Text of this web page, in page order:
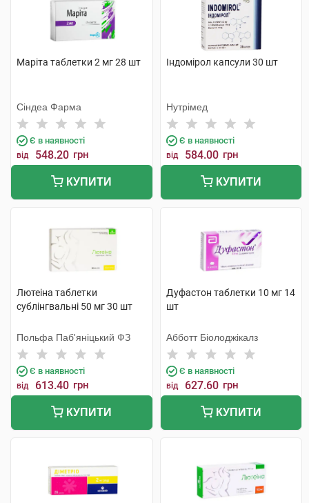
Маріта таблетки 2 мг 28 шт
Сіндеа Фарма
Є в наявності
від 548.20 грн
КУПИТИ
Індомірол капсули 30 шт
Нутрімед
Є в наявності
від 584.00 грн
КУПИТИ
Лютеіна таблетки
сублінгвальні 50 мг 30 шт
Польфа Паб'яніцький ФЗ
Є в наявності
від 613.40 грн
КУПИТИ
Дуфастон таблетки 10 мг 14
шт
Абботт Біолоджікалз
Є в наявності
від 627.60 грн
КУПИТИ